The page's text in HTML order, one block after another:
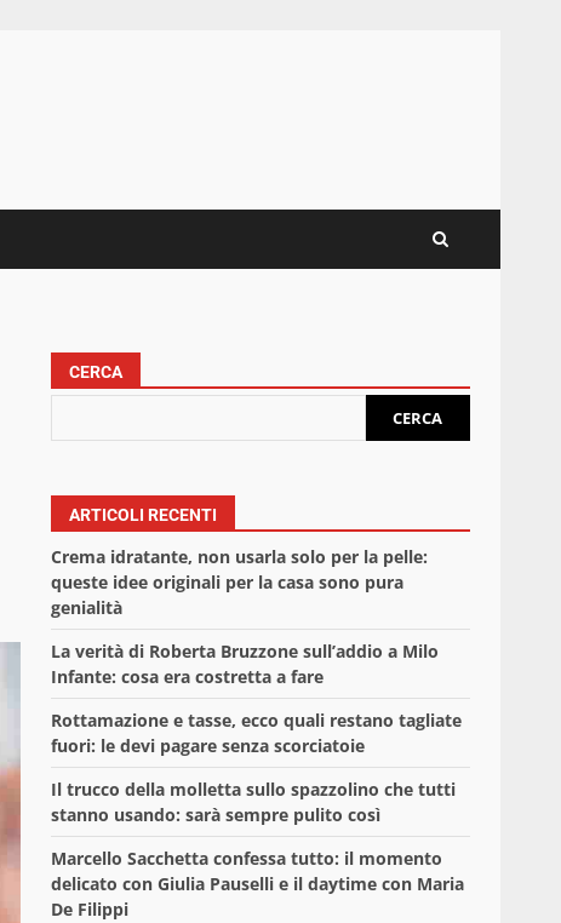
CERCA
CERCA
ARTICOLI RECENTI
Crema idratante, non usarla solo per la pelle:
queste idee originali per la casa sono pura
genialità
La verità di Roberta Bruzzone sull’addio a Milo
Infante: cosa era costretta a fare
Rottamazione e tasse, ecco quali restano tagliate
fuori: le devi pagare senza scorciatoie
Il trucco della molletta sullo spazzolino che tutti
stanno usando: sarà sempre pulito così
Marcello Sacchetta confessa tutto: il momento
delicato con Giulia Pauselli e il daytime con Maria
De Filippi